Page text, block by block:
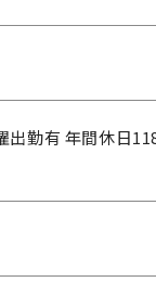
勤有 年間休日